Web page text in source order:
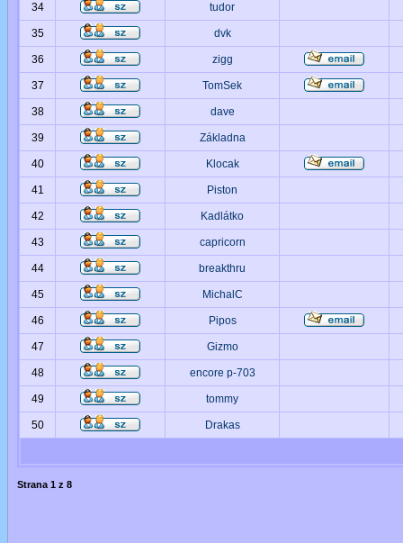
34 tudor
35 dvk
36 zigg
37 TomSek
38 dave
39 Základna
40 Klocak
41 Piston
42 Kadlátko
43 capricorn
44 breakthru
45 MichalC
46 Pipos
47 Gizmo
48 encore p-703
49 tommy
50 Drakas
Strana 1 z 8